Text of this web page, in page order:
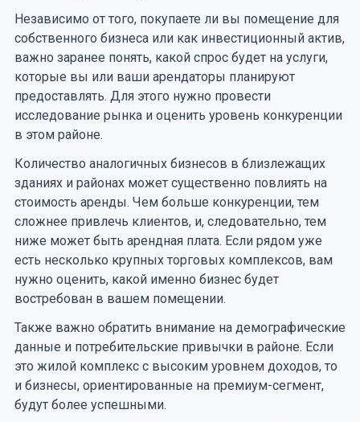
Независимо от того, покупаете ли вы помещение для
собственного бизнеса или как инвестиционный актив,
важно заранее понять, какой спрос будет на услуги,
которые вы или ваши арендаторы планируют
предоставлять. Для этого нужно провести
исследование рынка и оценить уровень конкуренции
в этом районе.
Количество аналогичных бизнесов в близлежащих
зданиях и районах может существенно повлиять на
стоимость аренды. Чем больше конкуренции, тем
сложнее привлечь клиентов, и, следовательно, тем
ниже может быть арендная плата. Если рядом уже
есть несколько крупных торговых комплексов, вам
нужно оценить, какой именно бизнес будет
востребован в вашем помещении.
Также важно обратить внимание на демографические
данные и потребительские привычки в районе. Если
это жилой комплекс с высоким уровнем доходов, то
и бизнесы, ориентированные на премиум-сегмент,
будут более успешными.